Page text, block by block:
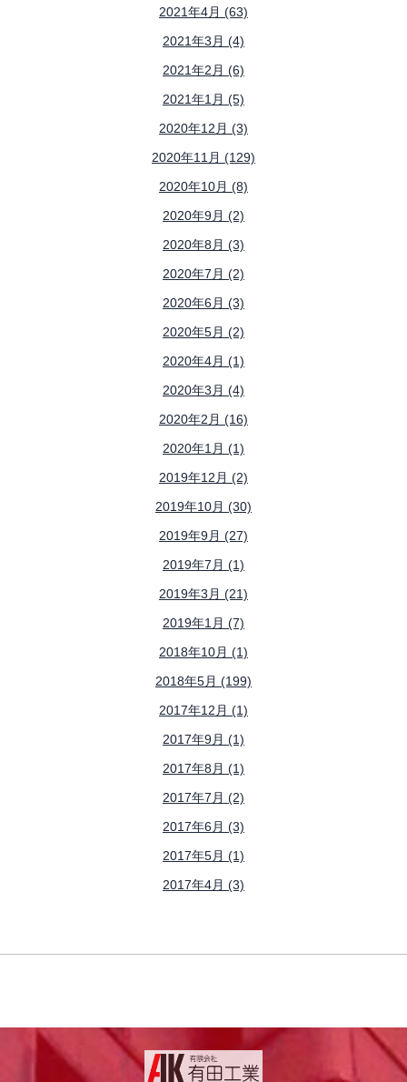
2021年4月 (63)
2021年3月 (4)
2021年2月 (6)
2021年1月 (5)
2020年12月 (3)
2020年11月 (129)
2020年10月 (8)
2020年9月 (2)
2020年8月 (3)
2020年7月 (2)
2020年6月 (3)
2020年5月 (2)
2020年4月 (1)
2020年3月 (4)
2020年2月 (16)
2020年1月 (1)
2019年12月 (2)
2019年10月 (30)
2019年9月 (27)
2019年7月 (1)
2019年3月 (21)
2019年1月 (7)
2018年10月 (1)
2018年5月 (199)
2017年12月 (1)
2017年9月 (1)
2017年8月 (1)
2017年7月 (2)
2017年6月 (3)
2017年5月 (1)
2017年4月 (3)